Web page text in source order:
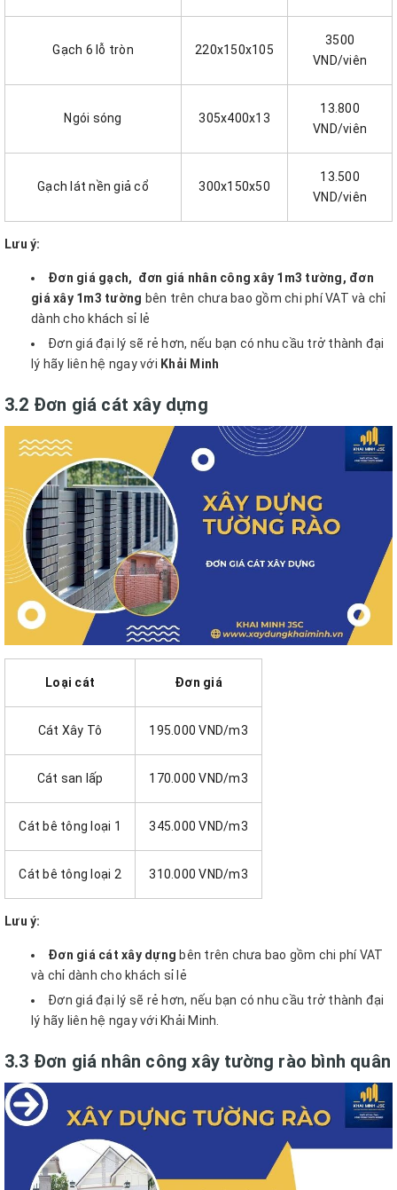
Gạch 6 lỗ tròn 220x150x105
3500
VND/viên
Ngói sóng 305x400x13
13.800
VND/viên
Gạch lát nền giả cổ 300x150x50
13.500
VND/viên
Lưu ý:
Đơn giá gạch, đơn giá nhân công xây 1m3 tường, đơn
giá xây 1m3 tường bên trên chưa bao gồm chi phí VAT và chỉ
dành cho khách sỉ lẻ
Đơn giá đại lý sẽ rẻ hơn, nếu bạn có nhu cầu trở thành đại
lý hãy liên hệ ngay với Khải Minh
3.2 Đơn giá cát xây dựng
Loại cát Đơn giá
Cát Xây Tô 195.000 VND/m3
Cát san lấp 170.000 VND/m3
Cát bê tông loại 1 345.000 VND/m3
Cát bê tông loại 2 310.000 VND/m3
Lưu ý:
Đơn giá cát xây dựng bên trên chưa bao gồm chi phí VAT
và chỉ dành cho khách sỉ lẻ
Đơn giá đại lý sẽ rẻ hơn, nếu bạn có nhu cầu trở thành đại
lý hãy liên hệ ngay với Khải Minh.
3.3 Đơn giá nhân công xây tường rào bình quân